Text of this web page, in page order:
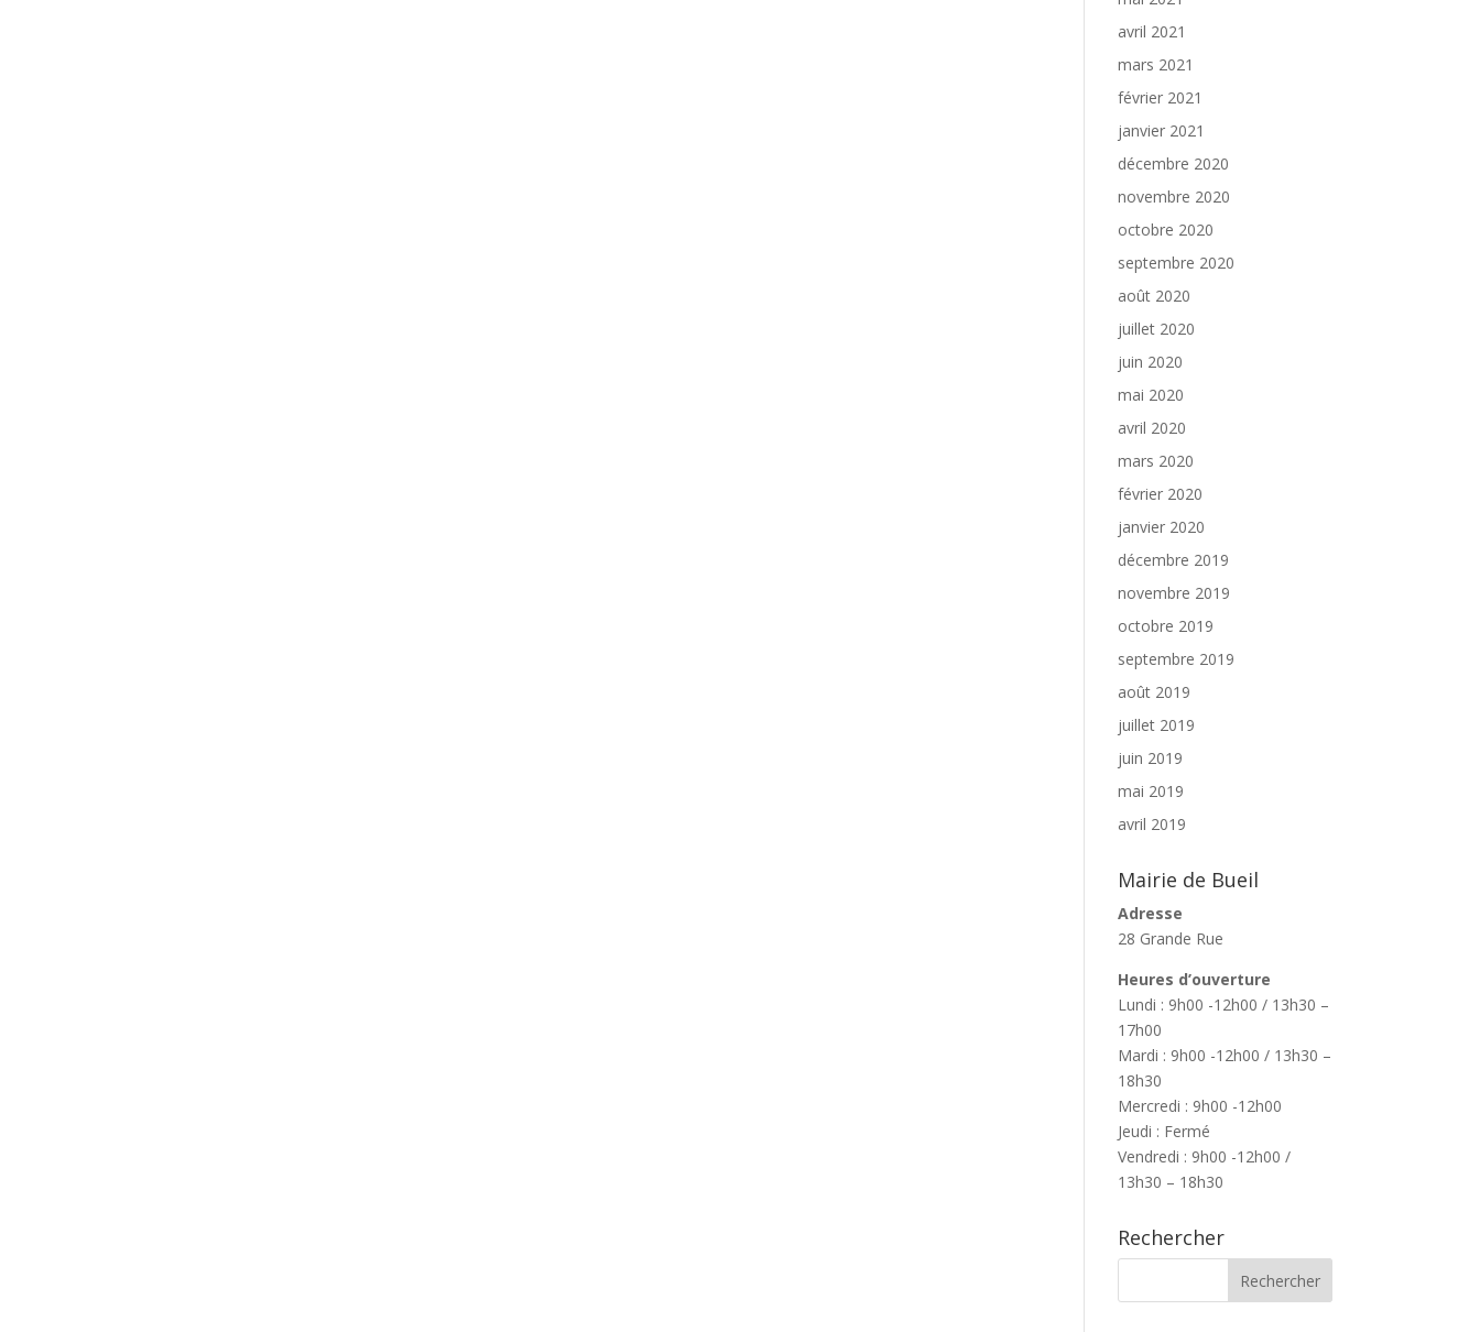
avril 2021
mars 2021
février 2021
janvier 2021
décembre 2020
novembre 2020
octobre 2020
septembre 2020
août 2020
juillet 2020
juin 2020
mai 2020
avril 2020
mars 2020
février 2020
janvier 2020
décembre 2019
novembre 2019
octobre 2019
septembre 2019
août 2019
juillet 2019
juin 2019
mai 2019
avril 2019
Mairie de Bueil
Adresse
28 Grande Rue
Heures d’ouverture
Lundi : 9h00 -12h00 / 13h30 –
17h00
Mardi : 9h00 -12h00 / 13h30 –
18h30
Mercredi : 9h00 -12h00
Jeudi : Fermé
Vendredi : 9h00 -12h00 /
13h30 – 18h30
Rechercher